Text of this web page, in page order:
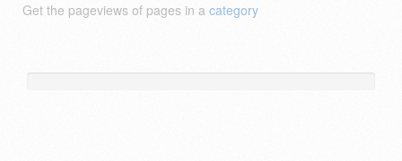
Get the pageviews of pages in a category